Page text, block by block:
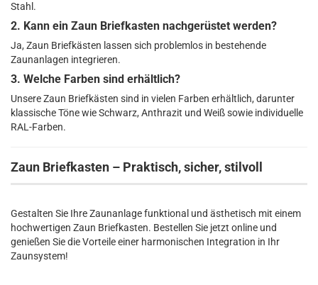
Stahl.
2. Kann ein Zaun Briefkasten nachgerüstet werden?
Ja, Zaun Briefkästen lassen sich problemlos in bestehende
Zaunanlagen integrieren.
3. Welche Farben sind erhältlich?
Unsere Zaun Briefkästen sind in vielen Farben erhältlich, darunter
klassische Töne wie Schwarz, Anthrazit und Weiß sowie individuelle
RAL-Farben.
Zaun Briefkasten – Praktisch, sicher, stilvoll
Gestalten Sie Ihre Zaunanlage funktional und ästhetisch mit einem
hochwertigen Zaun Briefkasten. Bestellen Sie jetzt online und
genießen Sie die Vorteile einer harmonischen Integration in Ihr
Zaunsystem!